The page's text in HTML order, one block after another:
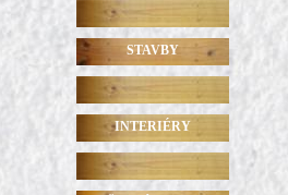
STAVBY
INTERIÉRY